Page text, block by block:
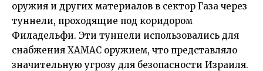
оружия и других материалов в сектор Газа через
туннели, проходящие под коридором
Филадельфи. Эти туннели использовались для
снабжения ХАМАС оружием, что представляло
значительную угрозу для безопасности Израиля.